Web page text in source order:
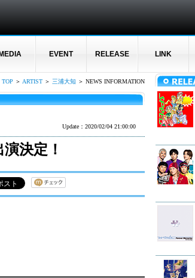
MEDIA EVENT RELEASE LINK
TOP ＞ ARTIST ＞ 三浦大知 ＞ NEWS INFORMATION
Update：2020/02/04 21:00:00
決定！